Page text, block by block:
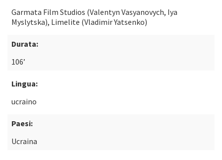
Garmata Film Studios (Valentyn Vasyanovych, Iya
Myslytska), Limelite (Vladimir Yatsenko)
Durata:
106’
Lingua:
ucraino
Paesi:
Ucraina